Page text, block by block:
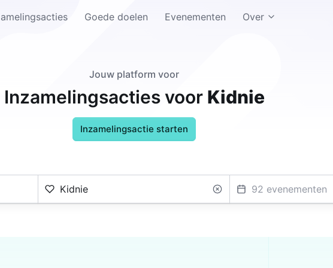
Goede doelen Evenementen Over
Jouw platform voor
Inzamelingsacties voor Kidnie
Inzamelingsactie starten